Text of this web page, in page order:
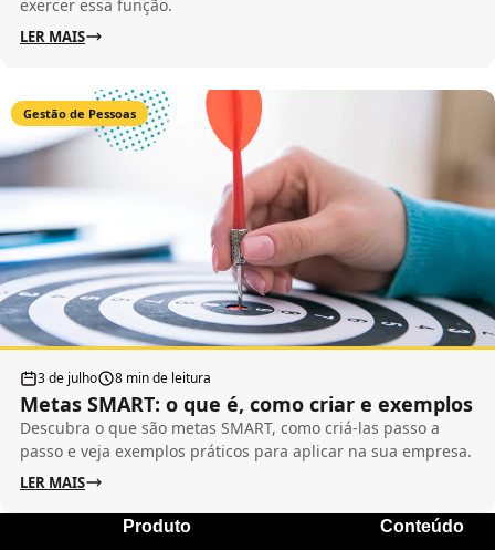
exercer essa função.
LER MAIS
Gestão de Pessoas
3 de julho 8 min de leitura
Metas SMART: o que é, como criar e exemplos
Descubra o que são metas SMART, como criá-las passo a
passo e veja exemplos práticos para aplicar na sua empresa.
LER MAIS
Produto Conteúdo